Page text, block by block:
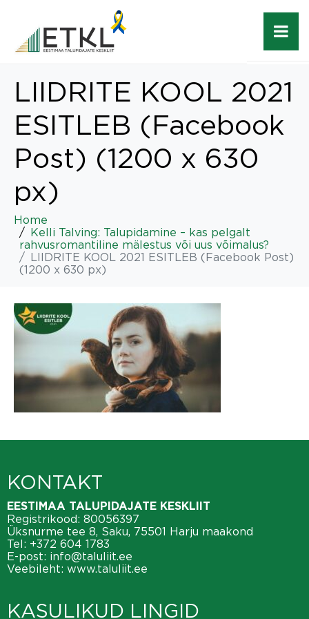
LIIDRITE KOOL 2021
ESITLEB (Facebook
Post) (1200 x 630
px)
Home
Kelli Talving: Talupidamine – kas pelgalt
rahvusromantiline mälestus või uus võimalus?
LIIDRITE KOOL 2021 ESITLEB (Facebook Post)
(1200 x 630 px)
KONTAKT
EESTIMAA TALUPIDAJATE KESKLIIT
Registrikood: 80056397
Üksnurme tee 8, Saku, 75501 Harju maakond
Tel: +372 604 1783
E-post: info@taluliit.ee
Veebileht: www.taluliit.ee
KASULIKUD LINGID